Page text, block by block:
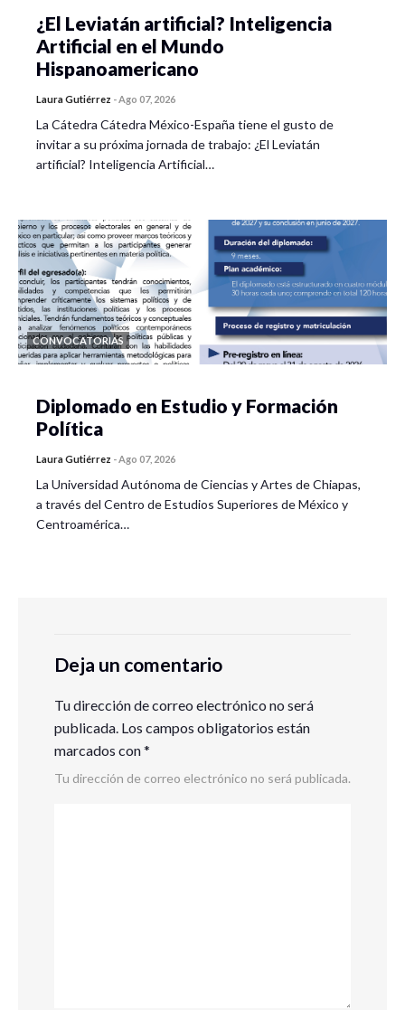
¿El Leviatán artificial? Inteligencia
Artificial en el Mundo
Hispanoamericano
Laura Gutiérrez -Ago 07, 2026
La Cátedra Cátedra México-España tiene el gusto de
invitar a su próxima jornada de trabajo: ¿El Leviatán
artificial? Inteligencia Artificial…
CONVOCATORIAS
Diplomado en Estudio y Formación
Política
Laura Gutiérrez -Ago 07, 2026
La Universidad Autónoma de Ciencias y Artes de Chiapas,
a través del Centro de Estudios Superiores de México y
Centroamérica…
Deja un comentario
Tu dirección de correo electrónico no será
publicada. Los campos obligatorios están
marcados con*
Tu dirección de correo electrónico no será publicada.